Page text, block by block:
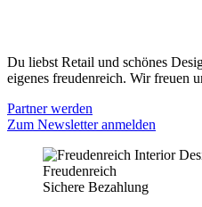
Du liebst Retail und schönes
eigenes freudenreich. Wir freuen
Partner werden
Zum Newsletter anmelden
Sichere Bezahlung